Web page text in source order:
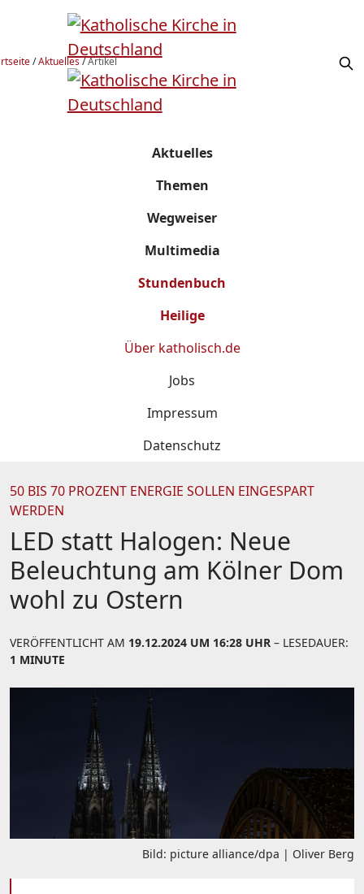
/Aktuelles/Artikel
Aktuelles
Themen
Wegweiser
Multimedia
Stundenbuch
Heilige
Über katholisch.de
Jobs
Impressum
Datenschutz
50 BIS 70 PROZENT ENERGIE SOLLEN EINGESPART
WERDEN
LED statt Halogen: Neue
Beleuchtung am Kölner Dom
wohl zu Ostern
VERÖFFENTLICHT AM 19.12.2024 UM 16:28 UHR – LESEDAUER:
1 MINUTE
Bild: picture alliance/dpa | Oliver Berg